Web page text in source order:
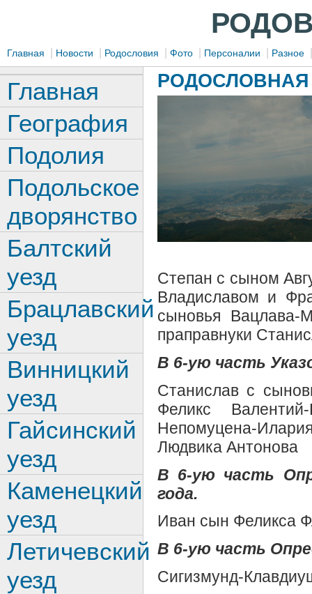
Главная Новости Родословия Фото Персоналии Разное
РОДОСЛОВНАЯ
Степан с сыном
Владиславом и
сыновья Вацлава-
праправнуки
В 6-ую часть
Станислав с
Феликс
Непомуцена-
Людвика Антонова
В 6-ую часть
года.
Иван сын Феликса
В 6-ую часть
Сигизмунд-
Главная
География
Подолия
Подольское
дворянство
Балтский
уезд
Брацлавский
уезд
Винницкий
уезд
Гайсинский
уезд
Каменецкий
уезд
Летичевский
уезд